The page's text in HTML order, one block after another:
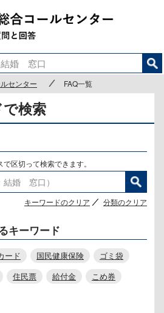
センター FAQ一覧
検索
区切って検索できます。
キーワードのクリア 分類のクリア
キーワード
ード 国民健康保険
ゴミ袋
住民票 給付金
こめ券